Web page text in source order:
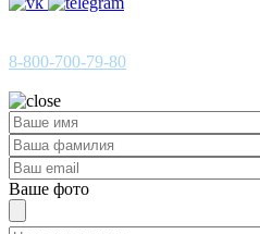
8-800-700-79-80
Ваше фото